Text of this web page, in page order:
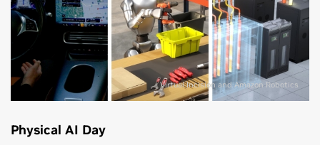
Virtual Incision and Amazon Robotics
Physical AI Day